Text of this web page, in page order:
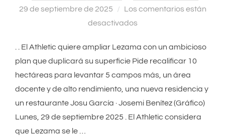
29 de septiembre de 2025
Los comentarios están
desactivados
. . El Athletic quiere ampliar Lezama con un ambicioso
plan que duplicará su superficie Pide recalificar 10
hectáreas para levantar 5 campos más, un área
docente y de alto rendimiento, una nueva residencia y
un restaurante Josu García · Josemi Benítez (Gráfico)
Lunes, 29 de septiembre 2025 . El Athletic considera
que Lezama se le …